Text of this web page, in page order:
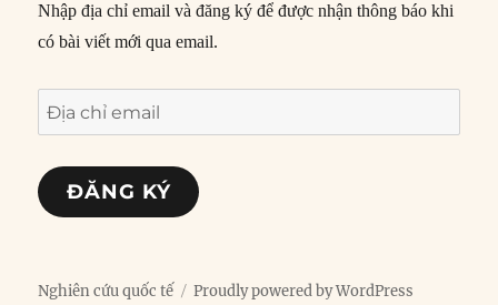
Nhập địa chỉ email và đăng ký để được nhận thông báo khi
có bài viết mới qua email.
Địa
chỉ
email
ĐĂNG KÝ
Nghiên cứu quốc tế Proudly powered by WordPress